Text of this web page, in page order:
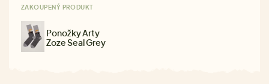
ZAKOUPENÝ PRODUKT
Ponožky Arty
Zoze Seal Grey